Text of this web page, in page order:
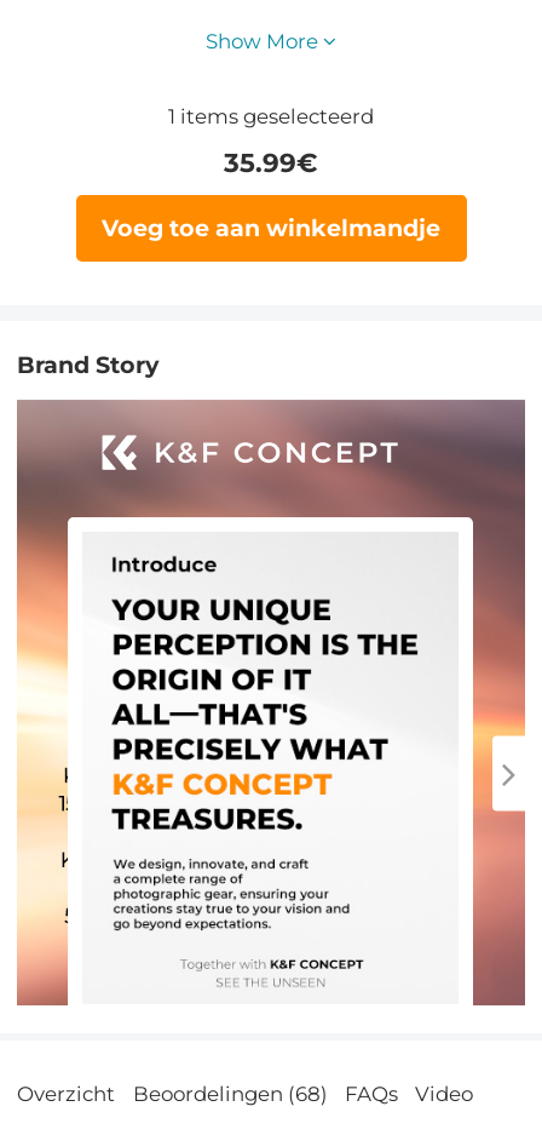
Show More
1 items geselecteerd
35.99€
Voeg toe aan winkelmandje
Brand Story
Overzicht Beoordelingen (68) FAQs Video